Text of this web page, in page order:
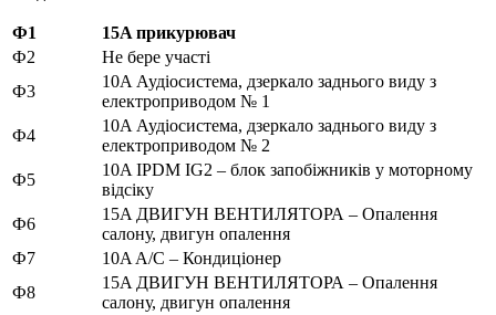
Ф1
15A прикурювач
Ф2
Не бере участі
Ф3
10A Аудіосистема, дзеркало заднього виду з
електроприводом № 1
Ф4
10A Аудіосистема, дзеркало заднього виду з
електроприводом № 2
Ф5
10A IPDM IG2 – блок запобіжників у моторному
відсіку
Ф6
15A ДВИГУН ВЕНТИЛЯТОРА – Опалення
салону, двигун опалення
Ф7
10A A/C – Кондиціонер
Ф8
15A ДВИГУН ВЕНТИЛЯТОРА – Опалення
салону, двигун опалення